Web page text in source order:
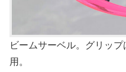
ビームサーベル。グリッ
用。